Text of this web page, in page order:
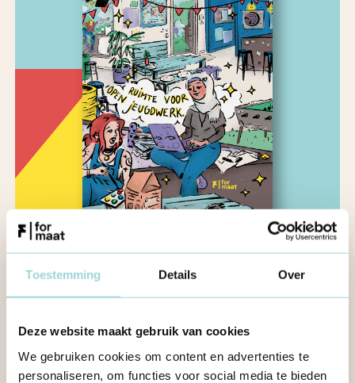
Toestemming Details Over
Deze website maakt gebruik van cookies
We gebruiken cookies om content en advertenties te
personaliseren, om functies voor social media te bieden
Memorandum 2024
DOWNLOAD ONS MEMORANDUM